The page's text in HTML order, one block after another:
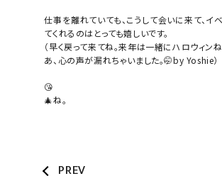
仕事を離れていても、こうして会いに来て、イ
てくれるのはとっても嬉しいです。
（早く戻って来てね。来年は一緒にハロウィンね
あ、心の声が漏れちゃいました。🤭by Yoshie）
😘
🎄ね。
PREV